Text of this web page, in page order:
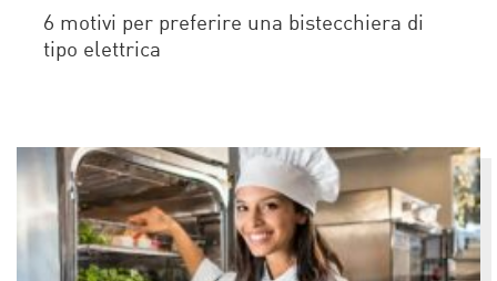
6 motivi per preferire una bistecchiera di
tipo elettrica